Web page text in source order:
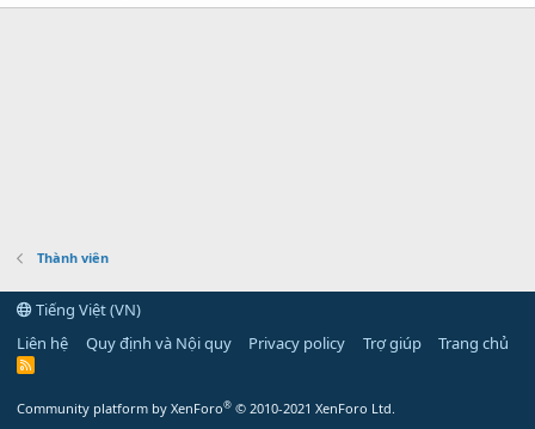
Thành viên
Tiếng Việt (VN)
Liên hệ
Quy định và Nội quy Privacy policy Trợ giúp Trang chủ
R
Community platform by XenForo® © 2010-2021 XenForo Ltd.